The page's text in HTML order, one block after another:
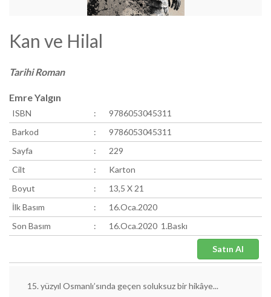
Kan ve Hilal
Tarihi Roman
Emre Yalgın
ISBN :
9786053045311
Barkod
:
9786053045311
Sayfa
:
229
Cilt
:
Karton
Boyut
:
13,5 X 21
İlk Basım
:
16.Oca.2020
Son Basım
: 16.Oca.2020 1.Baskı
15. yüzyıl Osmanlı’sında geçen soluksuz bir hikâye...